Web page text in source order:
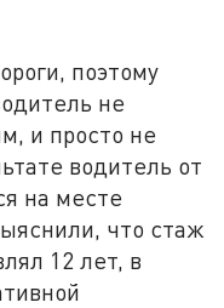
поэтому
не
и просто не
водитель от
на месте
что стаж
12 лет, в